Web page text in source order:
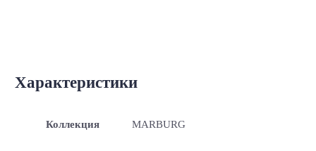
Характеристики
Коллекция MARBURG